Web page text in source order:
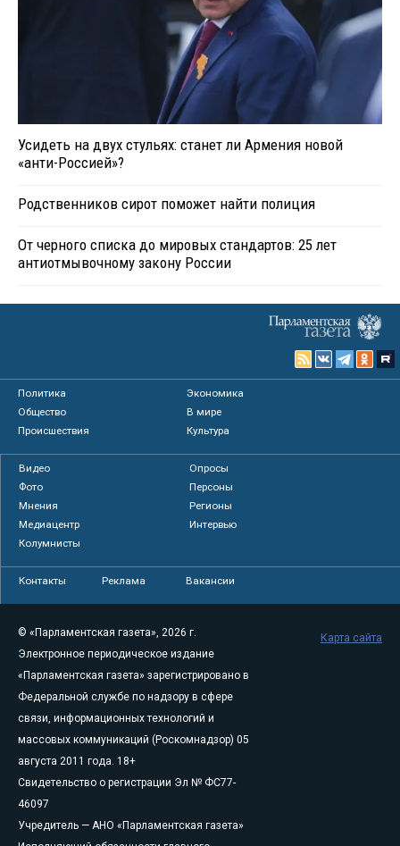
Усидеть на двух стульях: станет ли Армения новой
«анти-Россией»?
Родственников сирот поможет найти полиция
От черного списка до мировых стандартов: 25 лет
антиотмывочному закону России
Политика
Экономика
Общество
В мире
Происшествия
Культура
Видео
Опросы
Фото
Персоны
Мнения
Регионы
Медиацентр
Интервью
Колумнисты
Контакты Реклама Вакансии
© «Парламентская газета», 2026 г.
Электронное периодическое издание
«Парламентская газета» зарегистрировано в
Федеральной службе по надзору в сфере
связи, информационных технологий и
массовых коммуникаций (Роскомнадзор) 05
августа 2011 года. 18+
Свидетельство о регистрации Эл № ФС77-
46097
Учредитель — АНО «Парламентская газета»
Карта сайта